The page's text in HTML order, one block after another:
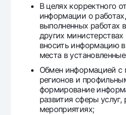
Офисы и банкоматы
Согласие на обработку
Следите за нами в соцсетях
Контакт-центр
+998 78 148-00-101344
В целях корректного
информации о
выполненных работах
других
вносить информацию
места в
Обмен информацией с
регионов и
формирование
развития сферы услуг,
мероприятиях;